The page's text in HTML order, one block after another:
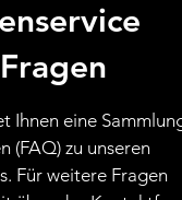
Ihnen eine
(FAQ) zu unseren
Für weitere Fragen